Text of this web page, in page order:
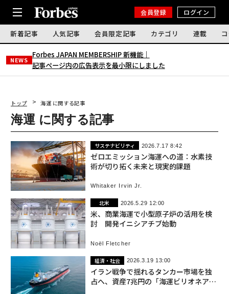
会員登録 ログイン
新着記事 人気記事 会員限定記事 カテゴリ 連載
NEWS
Forbes JAPAN MEMBERSHIP 新機能｜
記事ページ内の広告表示を最小限にしました
トップ 海運 に関する記事
海運 に関する記事
サステナビリティ 2026.7.17 8:42
ゼロエミッション海運への道：水素技
術が切り拓く未来と現実的課題
Whitaker Irvin Jr.
北米 2026.5.29 12:00
米、商業海運で小型原子炉の活用を検
討 開発イニシアチブ始動
Noël Fletcher
経済・社会 2026.3.19 13:00
イラン戦争で揺れるタンカー市場を独
占へ、資産7兆円の「海運ビリオネア」